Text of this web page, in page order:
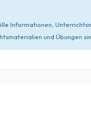
Informationen,
und Übungen